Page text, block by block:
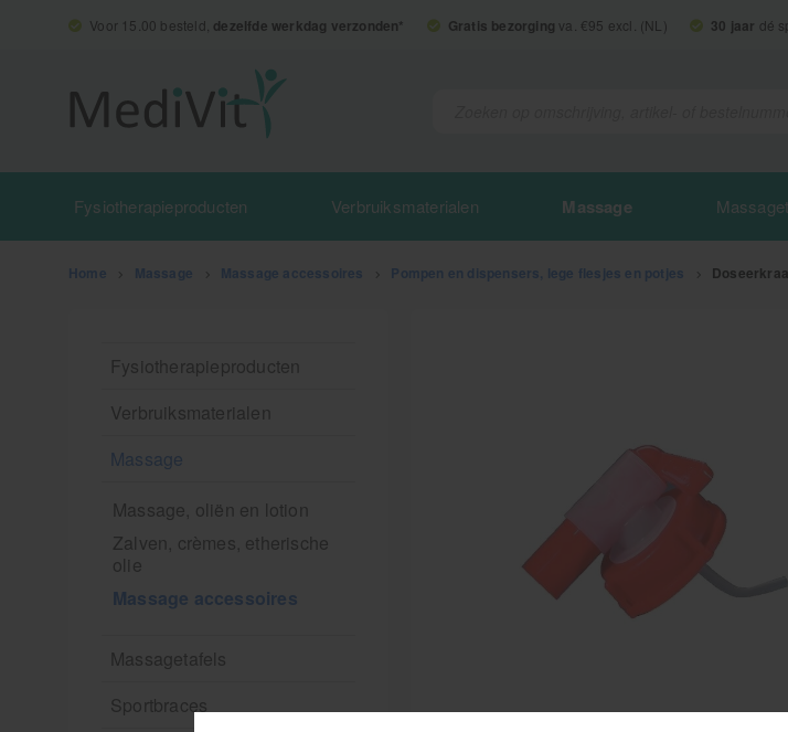
Voor 15.00 besteld, dezelfde werkdag verzonden* Gratis bezorging va. €95 excl. (NL) 30 jaar dé
Fysiotherapieproducten Verbruiksmaterialen Massage
Home Massage Massage accessoires Pompen en dispensers, lege flesjes en potjes
Fysiotherapieproducten
Verbruiksmaterialen
Massage
Massage, oliën en lotion
Zalven, crèmes, etherische
olie
Massage accessoires
Massagetafels
Sportbraces